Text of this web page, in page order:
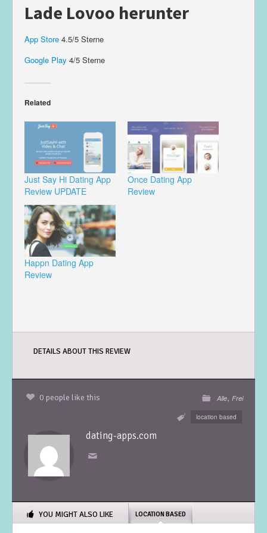
Lade Lovoo herunter
App Store 4.5/5 Sterne
Google Play 4/5 Sterne
Related
Just Say Hi Dating App
Review UPDATE
Once Dating App
Review
Happn Dating App
Review
DETAILS ABOUT THIS REVIEW
0 people like this Alle, Frei
location based
dating-apps.com
YOU MIGHT ALSO LIKE LOCATION BASED